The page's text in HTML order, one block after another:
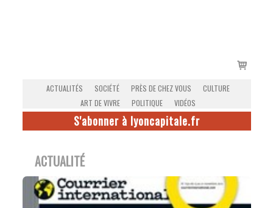
Voir
ACTUALITÉS SOCIÉTÉ PRÈS DE CHEZ VOUS
CULTURE
ART DE VIVRE
POLITIQUE VIDÉOS
S'abonner à lyoncapitale.fr
ACTUALITÉ